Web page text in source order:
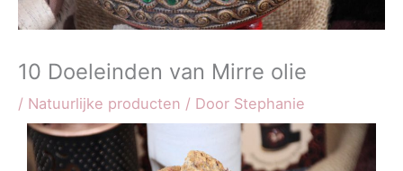
10 Doeleinden van Mirre olie
/ Natuurlijke producten / Door Stephanie